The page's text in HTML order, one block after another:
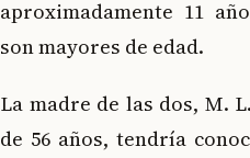
aproximadamente 11
son mayores de edad.
La madre de las dos, M.
de 56 años, tendría